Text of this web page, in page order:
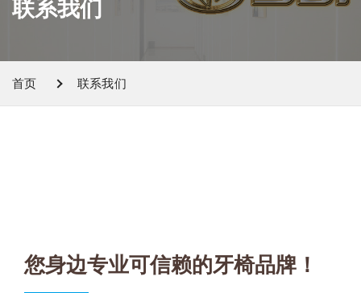
联系我们
首页 联系我们
您身边专业可信赖的牙椅品牌！